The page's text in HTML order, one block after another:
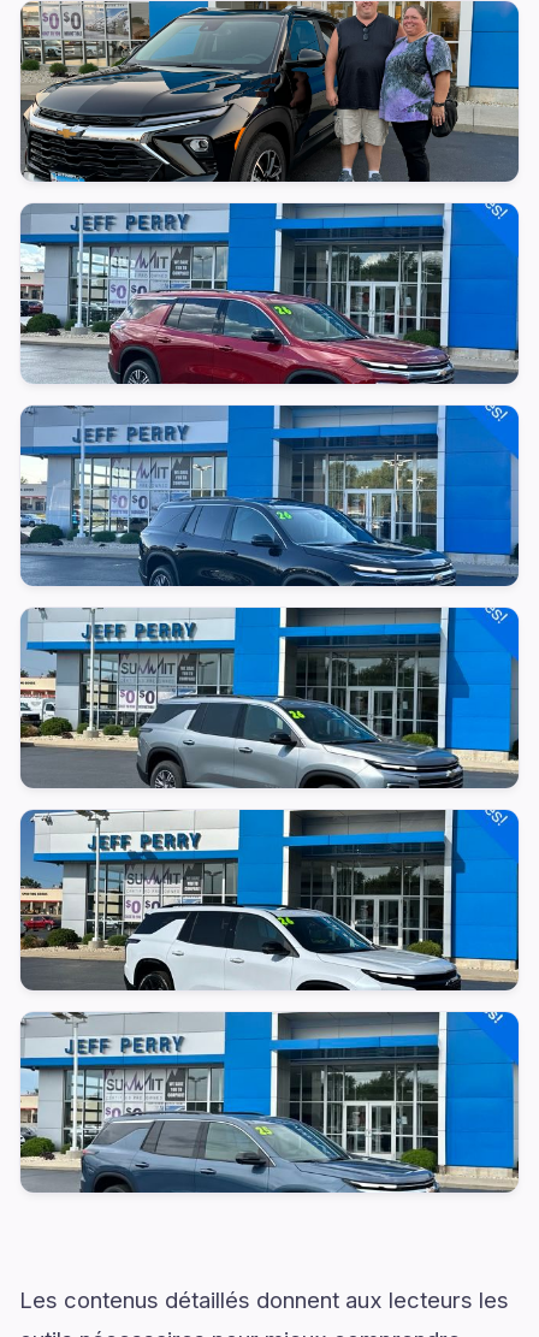
Les contenus détaillés donnent aux lecteurs les